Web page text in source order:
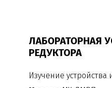
ЛАБОРАТОРНАЯ
РЕДУКТОРА
Изучение